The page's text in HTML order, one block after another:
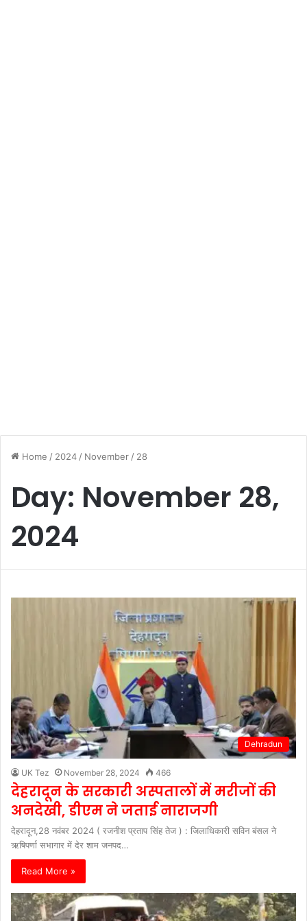
Home / 2024 / November / 28
Day: November 28,
2024
Dehradun
UK Tez November 28, 2024 466
देहरादून के सरकारी अस्पतालों में मरीजों की
अनदेखी, डीएम ने जताई नाराजगी
देहरादून,28 नवंबर 2024 ( रजनीश प्रताप सिंह तेज ) : जिलाधिकारी सविन बंसल ने
ऋषिपर्णा सभागार में देर शाम जनपद…
Read More »